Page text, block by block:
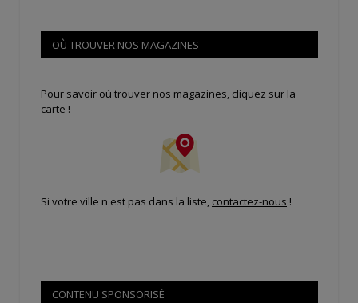
OÙ TROUVER NOS MAGAZINES
Pour savoir où trouver nos magazines, cliquez sur la
carte !
Si votre ville n'est pas dans la liste, contactez-nous !
CONTENU SPONSORISÉ